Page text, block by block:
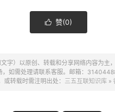
 赞(0)
字）以原创、转载和分享网络内容为主
，如需处理请联系客服。邮箱：
或转载时需注明出处： 三五互联知识库 »